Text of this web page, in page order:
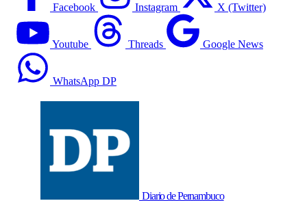
Facebook Instagram X (Twitter)
Youtube Threads Google News
WhatsApp DP
Diario de Pernambuco